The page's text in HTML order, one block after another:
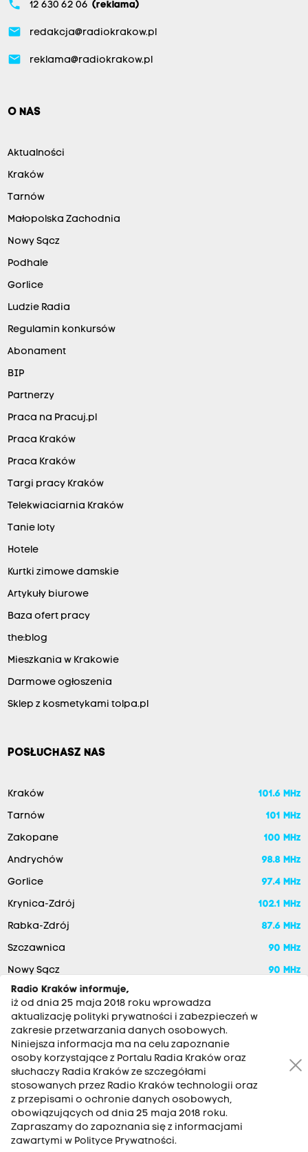
phone 12 630 62 06 (reklama)
email redakcja@radiokrakow.pl
email reklama@radiokrakow.pl
O NAS
Aktualności
Kraków
Tarnów
Małopolska Zachodnia
Nowy Sącz
Podhale
Gorlice
Ludzie Radia
Regulamin konkursów
Abonament
BIP
Partnerzy
Praca na Pracuj.pl
Praca Kraków
Praca Kraków
Targi pracy Kraków
Telekwiaciarnia Kraków
Tanie loty
Hotele
Kurtki zimowe damskie
Artykuły biurowe
Baza ofert pracy
the:blog
Mieszkania w Krakowie
Darmowe ogłoszenia
Sklep z kosmetykami tolpa.pl
POSŁUCHASZ NAS
Kraków 101.6 MHz
Tarnów 101 MHz
Zakopane 100 MHz
Andrychów 98.8 MHz
Gorlice 97.4 MHz
Krynica-Zdrój 102.1 MHz
Rabka-Zdrój 87.6 MHz
Szczawnica 90 MHz
Nowy Sącz 90 MHz
RADIO KRAKÓW SA. Aleja Juliusza Słowackiego 22, 30-007
Kraków
Antena: 12 200 33 33
Radio Kraków informuje,
iż od dnia 25 maja 2018 roku wprowadza
aktualizację polityki prywatności i zabezpieczeń w
zakresie przetwarzania danych osobowych.
Niniejsza informacja ma na celu zapoznanie
osoby korzystające z Portalu Radia Kraków oraz
słuchaczy Radia Kraków ze szczegółami
stosowanych przez Radio Kraków technologii oraz
z przepisami o ochronie danych osobowych,
obowiązujących od dnia 25 maja 2018 roku.
Zapraszamy do zapoznania się z informacjami
zawartymi w Polityce Prywatności.